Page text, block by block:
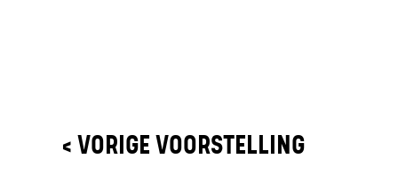
< VORIGE VOORSTELLING